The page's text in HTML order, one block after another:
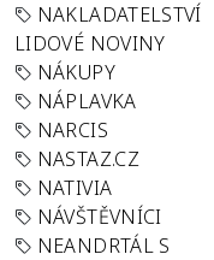
NAKLADATELSTVÍ
LIDOVÉ NOVINY
NÁKUPY
NÁPLAVKA
NARCIS
NASTAZ.CZ
NATIVIA
NÁVŠTĚVNÍCI
NEANDRTÁL S